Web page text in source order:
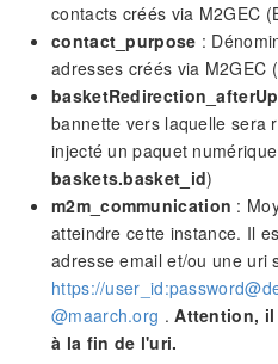
contacts créés via M2GEC
contact_purpose :
adresses créés via M2GEC
bannette vers laquelle sera
injecté un paquet
baskets.basket_id)
m2m_communication :
atteindre cette instance. Il
adresse email et/ou une uri
https://
@maarch.org .Attention, il
à la fin de l'uri.